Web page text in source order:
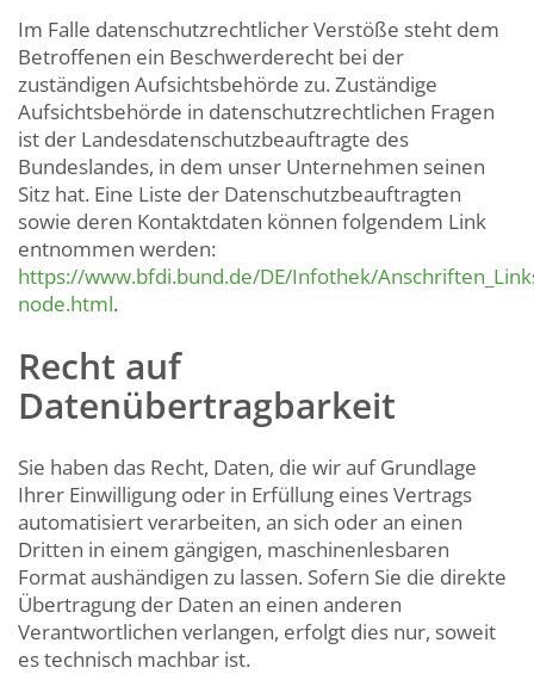
Im Falle datenschutzrechtlicher Verstöße steht dem
Betroffenen ein Beschwerderecht bei der
zuständigen Aufsichtsbehörde zu. Zuständige
Aufsichtsbehörde in datenschutzrechtlichen Fragen
ist der Landesdatenschutzbeauftragte des
Bundeslandes, in dem unser Unternehmen seinen
Sitz hat. Eine Liste der Datenschutzbeauftragten
sowie deren Kontaktdaten können folgendem Link
entnommen werden:
https://www.bfdi.bund.de/DE/Infothek/
node.html.
Recht auf
Datenübertragbarkeit
Sie haben das Recht, Daten, die wir auf Grundlage
Ihrer Einwilligung oder in Erfüllung eines Vertrags
automatisiert verarbeiten, an sich oder an einen
Dritten in einem gängigen, maschinenlesbaren
Format aushändigen zu lassen. Sofern Sie die direkte
Übertragung der Daten an einen anderen
Verantwortlichen verlangen, erfolgt dies nur, soweit
es technisch machbar ist.